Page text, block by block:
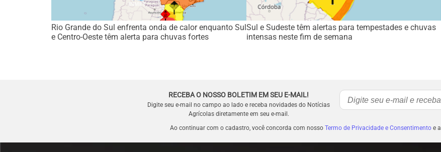
Rio Grande do Sul enfrenta onda de calor enquanto Sul
e Centro-Oeste têm alerta para chuvas fortes
Sul e Sudeste têm alertas para tempestades e chuvas
intensas neste fim de semana
RECEBA O NOSSO BOLETIM EM SEU E-MAIL!
Digite seu e-mail no campo ao lado e receba novidades do Notícias
Agrícolas diretamente em seu e-mail.
Ao continuar com o cadastro, você concorda com nosso Termo de Privacidade e Consentimentoe a